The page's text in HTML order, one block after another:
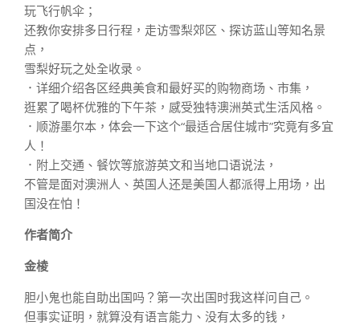
玩飞行帆伞；
还教你安排多日行程，走访雪梨郊区、探访蓝山等知名景
点，
雪梨好玩之处全收录。
．详细介绍各区经典美食和最好买的购物商场、市集，
逛累了喝杯优雅的下午茶，感受独特澳洲英式生活风格。
．顺游墨尔本，体会一下这个“最适合居住城市”究竟有多宜
人！
．附上交通、餐饮等旅游英文和当地口语说法，
不管是面对澳洲人、英国人还是美国人都派得上用场，出
国没在怕！
作者简介
金棱
胆小鬼也能自助出国吗？第一次出国时我这样问自己。
但事实证明，就算没有语言能力、没有太多的钱，